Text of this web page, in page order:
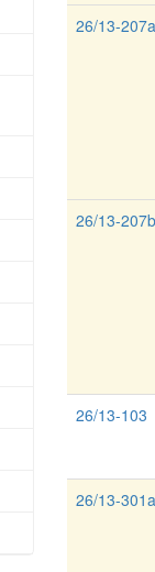
26/13-207a
26/13-207b
26/13-103
26/13-301a